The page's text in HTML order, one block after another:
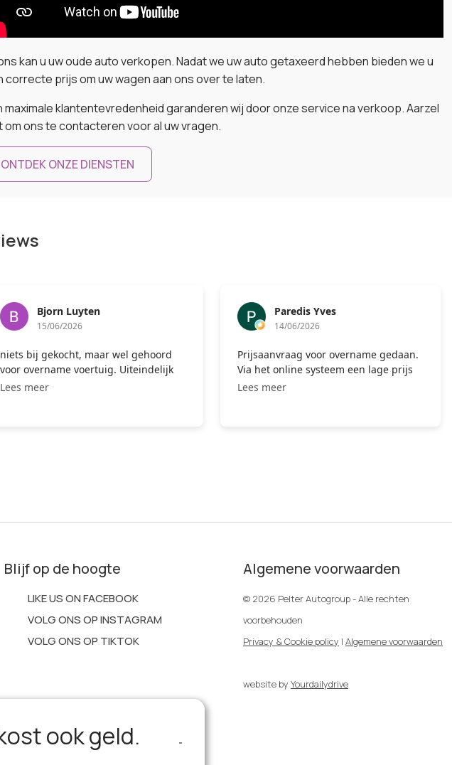
kan u uw oude auto verkopen. Nadat we uw auto getaxeerd hebben bieden we u
correcte prijs om uw wagen aan ons over te laten.
maximale klantentevredenheid garanderen wij door onze service na verkoop. Aarzel
om ons te contacteren voor al uw vragen.
ONTDEK ONZE DIENSTEN
Paredis Yves
14/06/2026
Prijsaanvraag voor overname gedaan.
Via het online systeem een lage prijs
Lees meer
# OldSkoolPictures
11/06/2026
Top!!! Alle gegevens gemaild, daarna
telefonisch contact gehad en snel een
Lees meer
Blijf op de hoogte
LIKE US ON FACEBOOK
VOLG ONS OP INSTAGRAM
VOLG ONS OP TIKTOK
Algemene voorwaarden
© 2026 Pelter Autogroup - Alle rechten
voorbehouden
Privacy & Cookie policy | Algemene voorwaarden
website by Yourdailydrive
ook geld.